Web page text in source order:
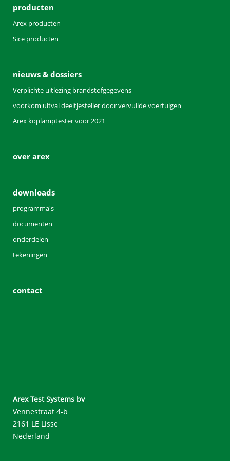
producten
Arex producten
Sice producten
nieuws & dossiers
Verplichte uitlezing brandstofgegevens
voorkom uitval deeltjesteller door vervuilde voertuigen
Arex koplamptester voor 2021
over arex
downloads
programma's
documenten
onderdelen
tekeningen
contact
Arex Test Systems bv
Vennestraat 4-b
2161 LE Lisse
Nederland